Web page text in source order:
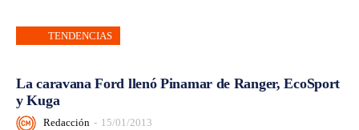
TENDENCIAS
La caravana Ford llenó Pinamar de Ranger, EcoSport
y Kuga
Redacción - 15/01/2013